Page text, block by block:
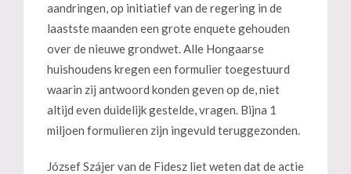
aandringen, op initiatief van de regering in de
laastste maanden een grote enquete gehouden
over de nieuwe grondwet. Alle Hongaarse
huishoudens kregen een formulier toegestuurd
waarin zij antwoord konden geven op de, niet
altijd even duidelijk gestelde, vragen. Bijna 1
miljoen formulieren zijn ingevuld teruggezonden.
József Szájer van de Fidesz liet weten dat de actie